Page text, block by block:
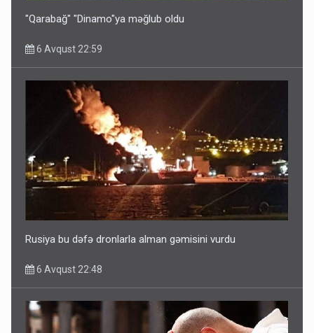
Ərdoğana sui-qəsd planının iştirakçısı detalları açıqladı
"Qarabağ" "Dinamo"ya məğlub oldu
6 Avqust 22:59
Rusiya bu dəfə dronlarla alman gəmisini vurdu
6 Avqust 22:48